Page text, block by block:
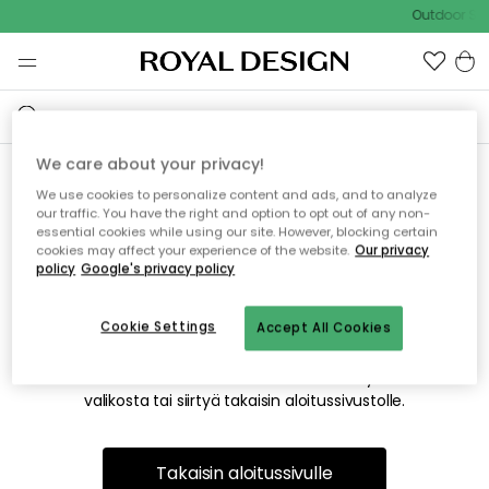
Outdoor
Emme valitettavasti löydä
etsimääsi sivua
Tämä voi johtua siitä, että sivua ei enää ole tai siitä, että se
on siirretty muualle. Pahoittelemme tästä mahdollisesti
valikosta tai siirtyä takaisin aloitussivustolle.
Takaisin aloitussivulle
We care about your privacy!
We use cookies to personalize content and ads, and to analyze
our traffic. You have the right and option to opt out of any non-
essential cookies while using our site. However, blocking certain
cookies may affect your experience of the website. Our privacy
policy Google's privacy policy
Accept All Cookies
Cookie Settings